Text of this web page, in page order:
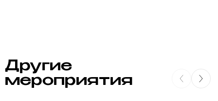
Другие
мероприятия